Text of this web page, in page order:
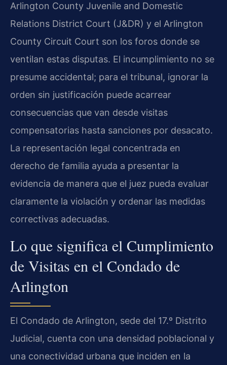
Arlington County Juvenile and Domestic
Relations District Court (J&DR) y el Arlington
County Circuit Court son los foros donde se
ventilan estas disputas. El incumplimiento no se
presume accidental; para el tribunal, ignorar la
orden sin justificación puede acarrear
consecuencias que van desde visitas
compensatorias hasta sanciones por desacato.
La representación legal concentrada en
derecho de familia ayuda a presentar la
evidencia de manera que el juez pueda evaluar
claramente la violación y ordenar las medidas
correctivas adecuadas.
Lo que significa el Cumplimiento
de Visitas en el Condado de
Arlington
El Condado de Arlington, sede del 17.º Distrito
Judicial, cuenta con una densidad poblacional y
una conectividad urbana que inciden en la